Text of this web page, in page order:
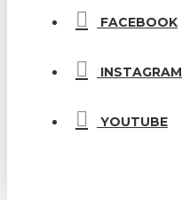
FACEBOOK
INSTAGRAM
YOUTUBE